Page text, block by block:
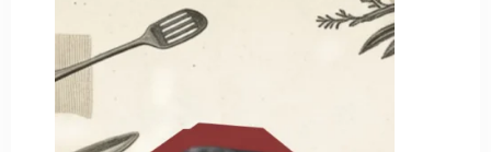
Abreise
Erwachsene Kinder